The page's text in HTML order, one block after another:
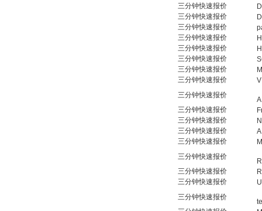
三分钟快速报价
三分钟快速报价
三分钟快速报价
三分钟快速报价
三分钟快速报价
三分钟快速报价
三分钟快速报价
三分钟快速报价
三分钟快速报价
三分钟快速报价
三分钟快速报价
三分钟快速报价
三分钟快速报价
三分钟快速报价
三分钟快速报价
三分钟快速报价
三分钟快速报价